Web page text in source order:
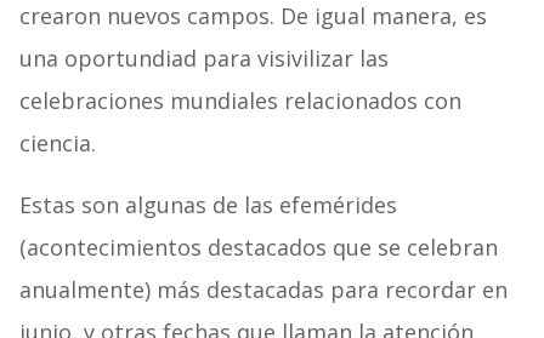
crearon nuevos campos. De igual manera, es
una oportundiad para visivilizar las
celebraciones mundiales relacionados con
ciencia.
Estas son algunas de las efemérides
(acontecimientos destacados que se celebran
anualmente) más destacadas para recordar en